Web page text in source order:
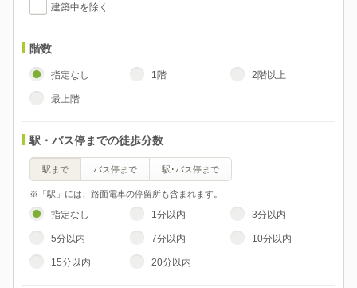
建築中を除く
階数
指定なし 1階 2階以上
最上階
駅・バス停までの徒歩分数
駅まで バス停まで 駅･バス停まで
指定なし 1分以内 3分以内
5分以内 7分以内 10分以内
15分以内 20分以内
※「駅」には、路面電車の停留所も含まれます。